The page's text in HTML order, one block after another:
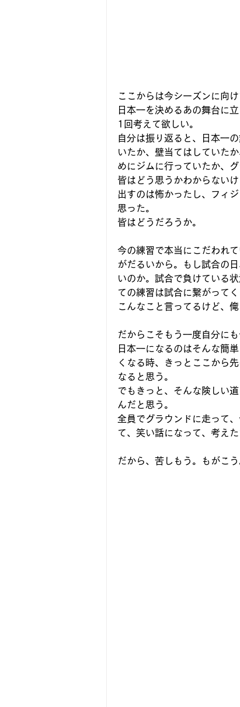
ここからは今シーズンに向
日本一を決めるあの舞台に
1回考えて欲しい。
自分は振り返ると、日本一
いたか、壁当てはしていた
めにジムに行っていたか、
皆はどう思うかわからない
出すのは怖かったし、フィ
思った。
皆はどうだろうか。
今の練習で本当にこだわれ
がだるいから。もし試合の
いのか。試合で負けている
ての練習は試合に繋がって
こんなこと言ってるけど、
だからこそもう一度自分にも
日本一になるのはそんな簡
くなる時、きっとここから
なると思う。
でもきっと、そんな険しい
んだと思う。
全員でグラウンドに走って
て、笑い話になって、考えた
だから、苦しもう。もがこ